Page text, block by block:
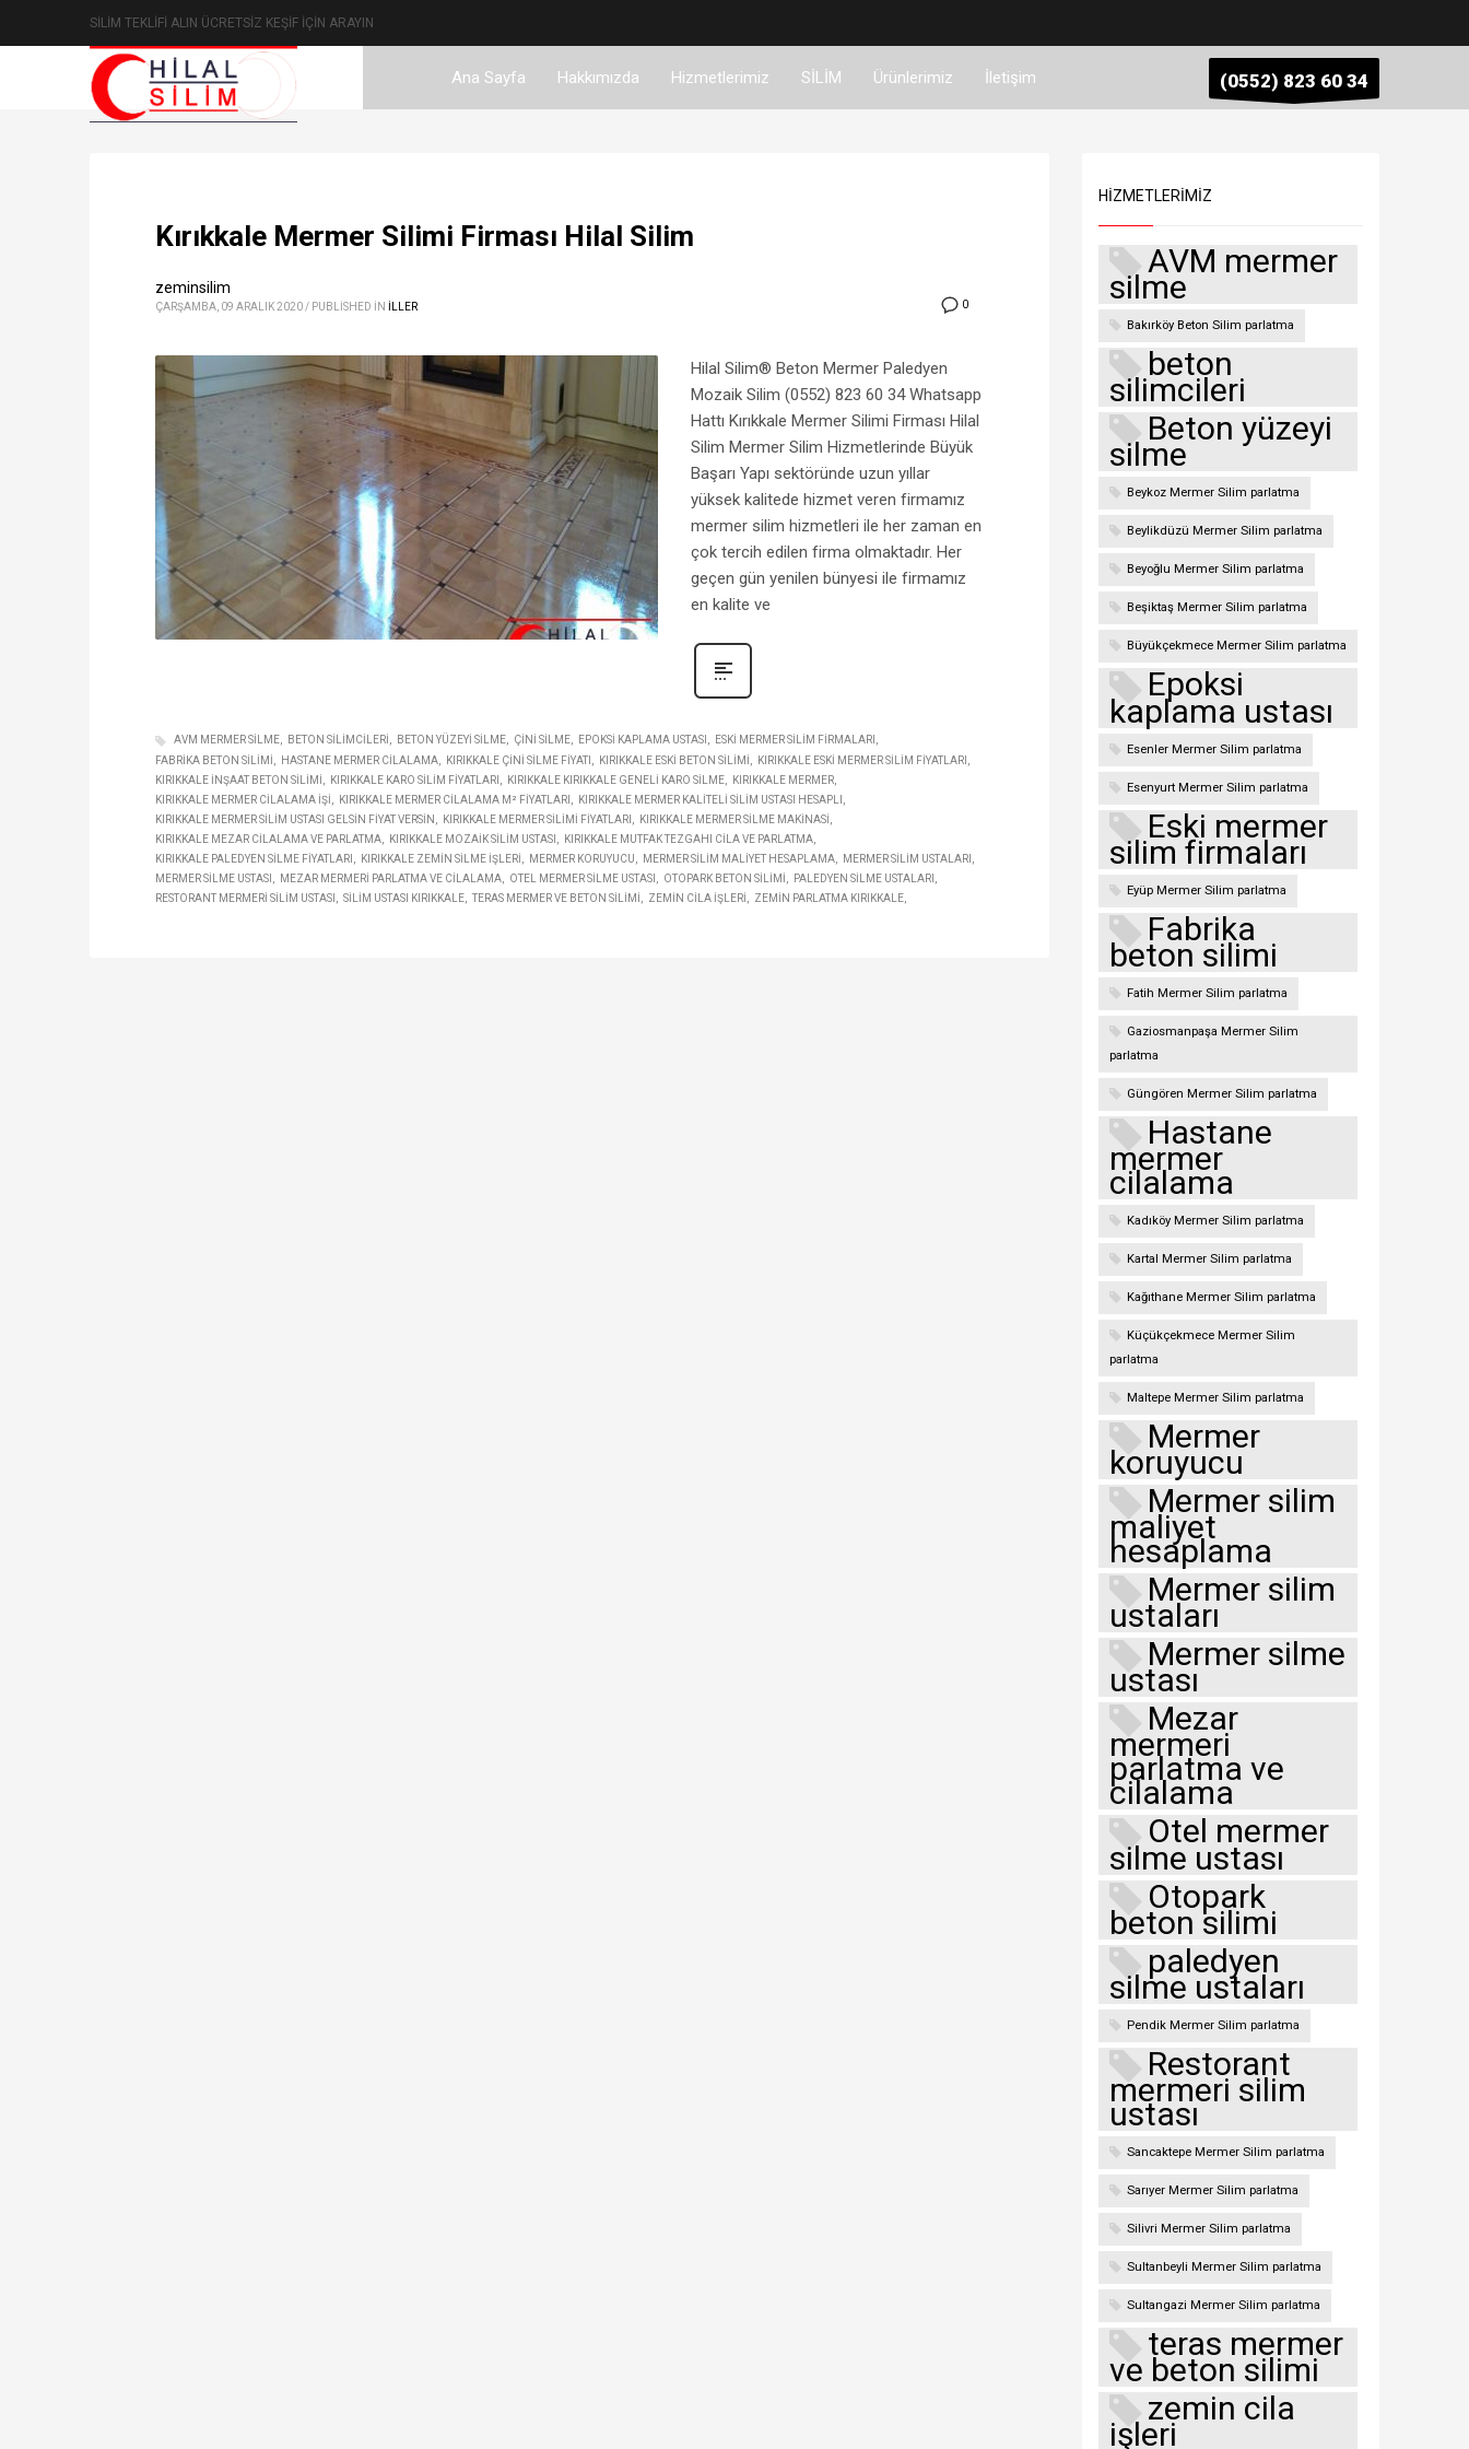
SİLİM TEKLİFİ ALIN ÜCRETSİZ KEŞİF İÇİN ARAYIN
Ana Sayfa Hakkımızda Hizmetlerimiz SİLİM Ürünlerimiz İletişim (0552) 823 60 34
Kırıkkale Mermer Silimi Firması Hilal Silim
0
zeminsilim
ÇARŞAMBA, 09 ARALIK 2020 / PUBLISHED IN ILLER
Hilal Silim® Beton Mermer Paledyen
Mozaik Silim (0552) 823 60 34 Whatsapp
Hattı Kırıkkale Mermer Silimi Firması Hilal
Silim Mermer Silim Hizmetlerinde Büyük
Başarı Yapı sektöründe uzun yıllar
yüksek kalitede hizmet veren firmamız
mermer silim hizmetleri ile her zaman en
çok tercih edilen firma olmaktadır. Her
geçen gün yenilen bünyesi ile firmamız
en kalite ve
AVM MERMER SILME BETON SILIMCILERI BETON YÜZEYI SILME ÇINI SILME EPOKSI KAPLAMA USTASI
ESKI MERMER SILIM FIRMALARI
FABRIKA BETON SILIMI
HASTANE MERMER CILALAMA KIRIKKALE ÇINI SILME FIYATI KIRIKKALE ESKI BETON SILIMI
KIRIKKALE ESKI MERMER SILIM FIYATLARI
KIRIKKALE INŞAAT BETON SILIMI
KIRIKKALE KARO SILIM FIYATLARI KIRIKKALE KIRIKKALE GENELI KARO SILME
KIRIKKALE MERMER
KIRIKKALE MERMER CILALAMA IŞI
KIRIKKALE MERMER CILALAMA M² FIYATLARI
KIRIKKALE MERMER KALITELI SILIM USTASI HESAPLI
KIRIKKALE MERMER SILIM USTASI GELSIN FIYAT VERSIN
KIRIKKALE MERMER SILIMI FIYATLARI
KIRIKKALE MERMER SILME MAKINASI
KIRIKKALE MEZAR CILALAMA VE PARLATMA
KIRIKKALE MOZAIK SILIM USTASI
KIRIKKALE MUTFAK TEZGAHI CILA VE PARLATMA
KIRIKKALE PALEDYEN SILME FIYATLARI
KIRIKKALE ZEMIN SILME IŞLERI MERMER KORUYUCU MERMER SILIM MALIYET HESAPLAMA
MERMER SILIM USTALARI
MERMER SILME USTASI
MEZAR MERMERI PARLATMA VE CILALAMA OTEL MERMER SILME USTASI OTOPARK BETON SILIMI
PALEDYEN SILME USTALARI
RESTORANT MERMERI SILIM USTASI
SILIM USTASI KIRIKKALE TERAS MERMER VE BETON SILIMI ZEMIN CILA IŞLERI ZEMIN PARLATMA KIRIKKALE
HIZMETLERIMIZ
AVM mermer
silme
Bakırköy Beton Silim parlatma
beton
silimcileri
Beton yüzeyi
silme
Beykoz Mermer Silim parlatma
Beylikdüzü Mermer Silim parlatma
Beyoğlu Mermer Silim parlatma
Beşiktaş Mermer Silim parlatma
Büyükçekmece Mermer Silim parlatma
Epoksi
kaplama ustası
Esenler Mermer Silim parlatma
Esenyurt Mermer Silim parlatma
Eski mermer
silim firmaları
Eyüp Mermer Silim parlatma
Fabrika
beton silimi
Fatih Mermer Silim parlatma
Gaziosmanpaşa Mermer Silim
parlatma
Güngören Mermer Silim parlatma
Hastane
mermer
cilalama
Kadıköy Mermer Silim parlatma
Kartal Mermer Silim parlatma
Kağıthane Mermer Silim parlatma
Küçükçekmece Mermer Silim
parlatma
Maltepe Mermer Silim parlatma
Mermer
koruyucu
Mermer silim
maliyet
hesaplama
Mermer silim
ustaları
Mermer silme
ustası
Mezar
mermeri
parlatma ve
cilalama
Otel mermer
silme ustası
Otopark
beton silimi
paledyen
silme ustaları
Pendik Mermer Silim parlatma
Restorant
mermeri silim
ustası
Sancaktepe Mermer Silim parlatma
Sarıyer Mermer Silim parlatma
Silivri Mermer Silim parlatma
Sultanbeyli Mermer Silim parlatma
Sultangazi Mermer Silim parlatma
teras mermer
ve beton silimi
zemin cila
işleri